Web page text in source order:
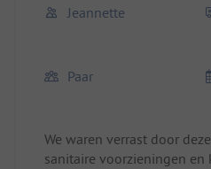
Jeannette
Paar
We waren verrast door
sanitaire voorzieningen en